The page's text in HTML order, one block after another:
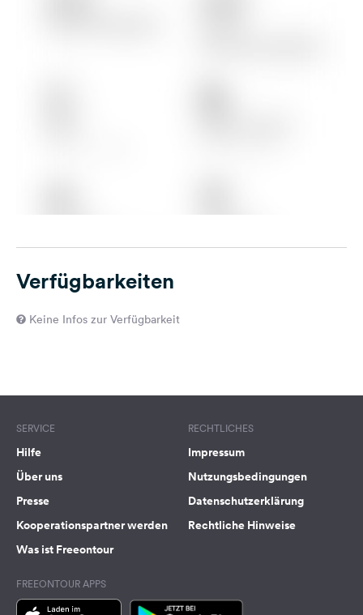
Verfügbarkeiten
Keine Infos zur Verfügbarkeit
SERVICE
Hilfe
Über uns
Presse
Kooperationspartner werden
Was ist Freeontour
RECHTLICHES
Impressum
Nutzungsbedingungen
Datenschutzerklärung
Rechtliche Hinweise
FREEONTOUR APPS